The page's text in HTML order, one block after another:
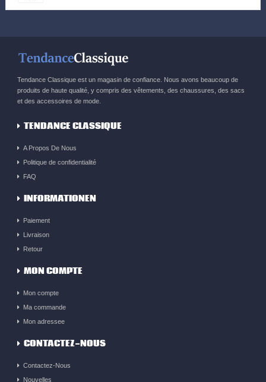
Tendance Classique est un magasin de confiance. Nous avons beaucoup de
produits de haute qualité, y compris des vêtements, des chaussures, des sacs
et des accessoires de mode.
TENDANCE CLASSIQUE
A Propos De Nous
Politique de confidentialité
FAQ
INFORMATIONEN
Paiement
Livraison
Retour
MON COMPTE
Mon compte
Ma commande
Mon adressee
CONTACTEZ-NOUS
Contactez-Nous
Nouvelles